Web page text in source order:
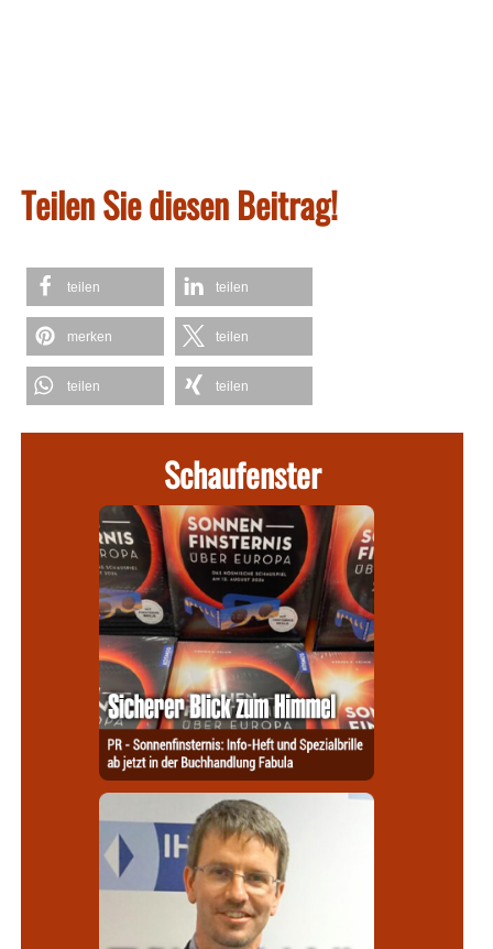
Teilen Sie diesen Beitrag!
teilen teilen
merken teilen
teilen teilen
Schaufenster